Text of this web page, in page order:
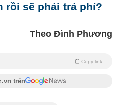
rồi sẽ phải trả phí?
Theo Đình Phương
Copy link
trên